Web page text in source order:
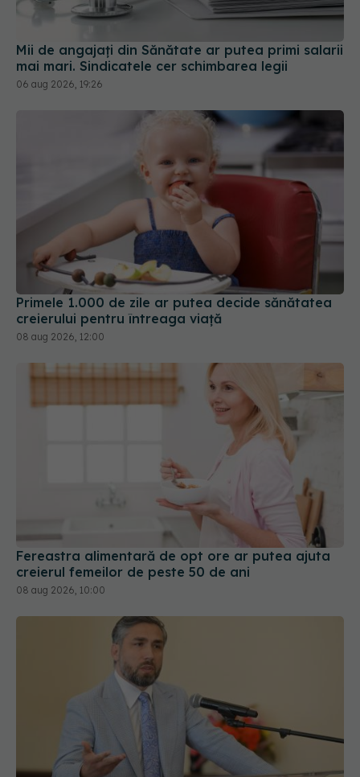
Mii de angajați din Sănătate ar putea primi salarii
mai mari. Sindicatele cer schimbarea legii
06 aug 2026, 19:26
Primele 1.000 de zile ar putea decide sănătatea
creierului pentru întreaga viață
08 aug 2026, 12:00
Fereastra alimentară de opt ore ar putea ajuta
creierul femeilor de peste 50 de ani
08 aug 2026, 10:00
Prof. dr. Valeriu Gheorghiță intră în Board-ul